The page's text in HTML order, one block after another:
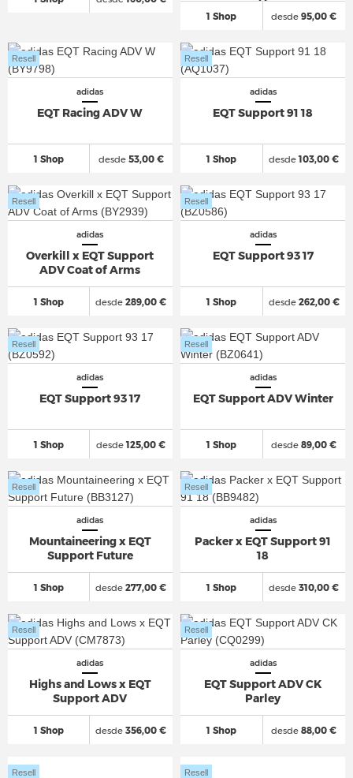
1 Shop desde 95,00 €
adidas
EQT Racing ADV W
1 Shop
Resell
desde53,00 €
adidas
EQT Support 91 18
1 Shop
Resell
desde103,00 €
adidas
Overkill x EQT Support
ADV Coat of Arms
1 Shop
Resell
desde 289,00 €
adidas
EQT Support 93 17
1 Shop
Resell
desde262,00 €
adidas
EQT Support 93 17
1 Shop
Resell
desde125,00 €
adidas
EQT Support ADV Winter
1 Shop
Resell
desde 89,00 €
adidas
Mountaineering x EQT
Support Future
1 Shop
Resell
desde 277,00 €
adidas
Packer x EQT Support 91
18
1 Shop
Resell
desde 310,00 €
adidas
Highs and Lows x EQT
Support ADV
1 Shop
Resell
desde 356,00 €
adidas
EQT Support ADV CK
Parley
1 Shop
Resell
desde 88,00 €
Resell Resell